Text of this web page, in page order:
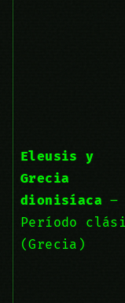
Eleusis y
Grecia
dionisíaca –
Período
(Grecia)